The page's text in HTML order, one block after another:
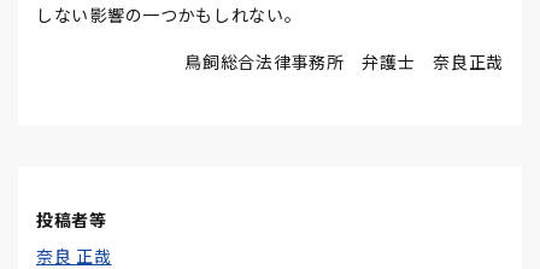
しない影響の一つかもしれない。
鳥飼総合法律事務所 弁護士 奈良正哉
投稿者等
奈良 正哉